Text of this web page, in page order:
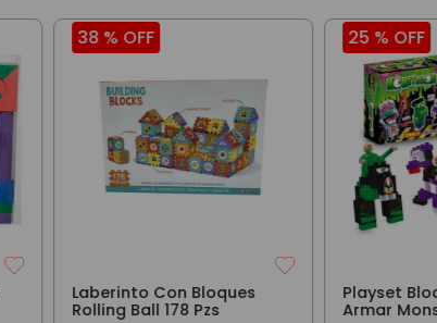
38 % OFF
Laberinto Con Bloques
Rolling Ball 178 Pzs
25 % OFF
Playset
Armar